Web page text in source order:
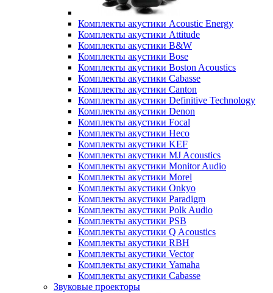
Комплекты акустики Acoustic Energy
Комплекты акустики Attitude
Комплекты акустики B&W
Комплекты акустики Bose
Комплекты акустики Boston Acoustics
Комплекты акустики Cabasse
Комплекты акустики Canton
Комплекты акустики Definitive Technology
Комплекты акустики Denon
Комплекты акустики Focal
Комплекты акустики Heco
Комплекты акустики KEF
Комплекты акустики MJ Acoustics
Комплекты акустики Monitor Audio
Комплекты акустики Morel
Комплекты акустики Onkyo
Комплекты акустики Paradigm
Комплекты акустики Polk Audio
Комплекты акустики PSB
Комплекты акустики Q Acoustics
Комплекты акустики RBH
Комплекты акустики Vector
Комплекты акустики Yamaha
Комплекты акустики Сabasse
Звуковые проекторы